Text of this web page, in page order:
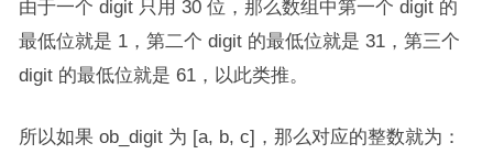
由于一个 digit 只用 30 位，那么数组中第一个 digit 的
最低位就是 1，第二个 digit 的最低位就是 31，第三个
digit 的最低位就是 61，以此类推。
所以如果 ob_digit 为 [a, b, c]，那么对应的整数就为：